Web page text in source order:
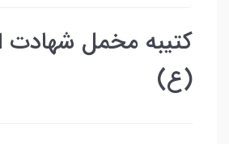
کتیبه مخمل شهادت
(ع)